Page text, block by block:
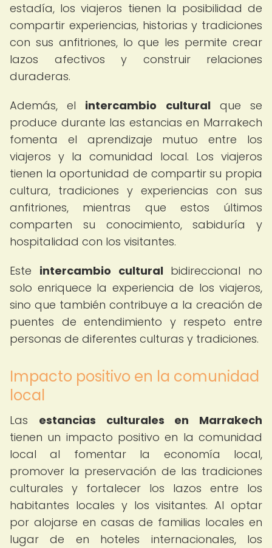
estadía, los viajeros tienen la posibilidad de
compartir experiencias, historias y tradiciones
con sus anfitriones, lo que les permite crear
lazos afectivos y construir relaciones
duraderas.
Además, el intercambio culturalque se
produce durante las estancias en Marrakech
fomenta el aprendizaje mutuo entre los
viajeros y la comunidad local. Los viajeros
tienen la oportunidad de compartir su propia
cultura, tradiciones y experiencias con sus
anfitriones, mientras que estos últimos
comparten su conocimiento, sabiduría y
hospitalidad con los visitantes.
Este intercambio culturalbidireccional no
solo enriquece la experiencia de los viajeros,
sino que también contribuye a la creación de
puentes de entendimiento y respeto entre
personas de diferentes culturas y tradiciones.
Impacto positivo en la comunidad
local
Las estancias culturales en Marrakech
tienen un impacto positivo en la comunidad
local al fomentar la economía local,
promover la preservación de las tradiciones
culturales y fortalecer los lazos entre los
habitantes locales y los visitantes. Al optar
por alojarse en casas de familias locales en
lugar de en hoteles internacionales, los